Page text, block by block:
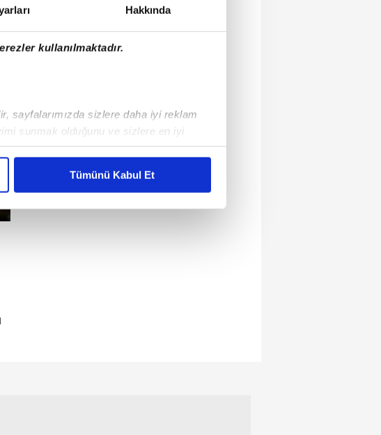
Hakkında
kullanılmaktadır.
sayfalarımızda sizlere daha iyi reklam
sunmak olduğunu ve sizlere en iyi
maliyetlerimizi karşılamak
toplumu hizmetlerinin sunulması
kullanılacaktır.
ilişkin detaylı bilgi için Ayarlar
Tümünü Kabul Et